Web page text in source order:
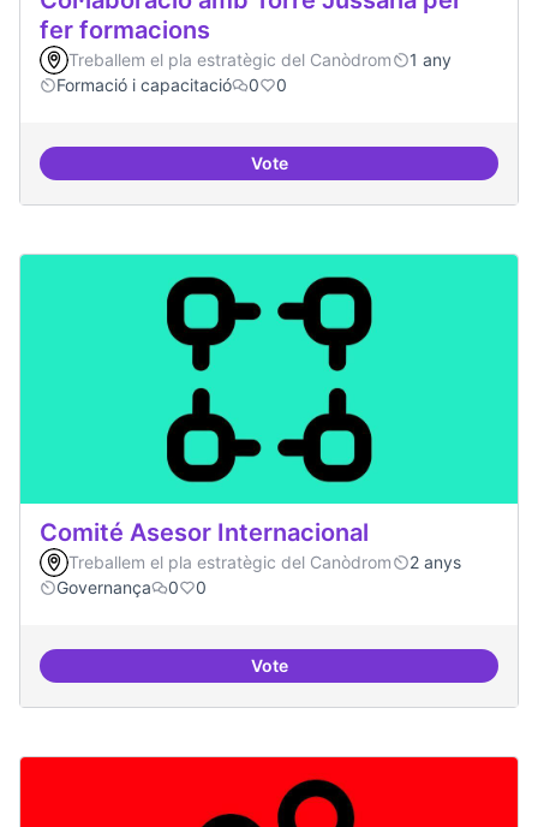
fer formacions
Treballem el pla estratègic del Canòdrom
1 any
Formació i capacitació
0 0
VoteCol·laboració amb Torre
Comité Asesor Internacional
Treballem el pla estratègic del Canòdrom
2 anys
Governança
0 0
VoteComité Asesor Internacional